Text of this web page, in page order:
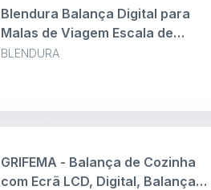
BLENDURA
Blendura Balança Digital para
Malas de Viagem Escala de
Bagagem, LCD Portátil Balança
Balança de Malas de Viagem 110
lb/50 kg Adequado para Viagens
GRIFEMA - Balança de Cozinha
com Ecrã LCD, Digital, Balança